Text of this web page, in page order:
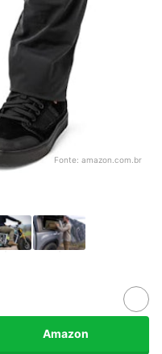
Fonte: amazon.com.br
Amazon